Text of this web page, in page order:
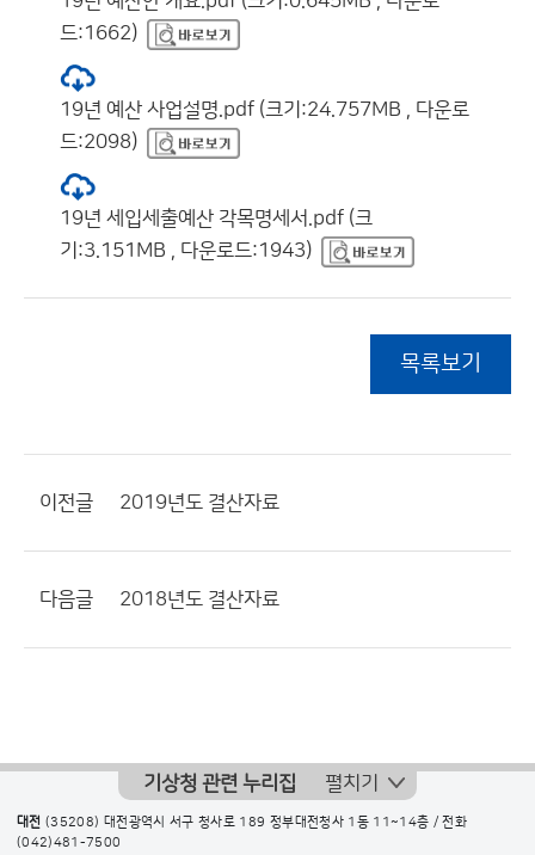
드:1662)
19년 예산 사업설명.pdf (크기:24.757MB , 다운로
드:2098)
19년 세입세출예산 각목명세서.pdf (크
기:3.151MB , 다운로드:1943)
목록보기
이전글 2019년도 결산자료
다음글 2018년도 결산자료
기상청 관련 누리집 펼치기
대전 (35208) 대전광역시 서구 청사로 189 정부대전청사 1동 11~14층 / 전화
(042)481-7500